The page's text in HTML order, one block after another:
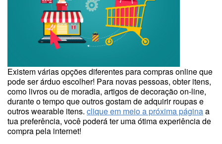
Existem várias opções diferentes para compras online que
pode ser árduo escolher! Para novas pessoas, obter itens,
como livros ou de moradia, artigos de decoração on-line,
durante o tempo que outros gostam de adquirir roupas e
outros wearable itens. clique em meio a próxima páginaa
tua preferência, você poderá ter uma ótima experiência de
compra pela internet!